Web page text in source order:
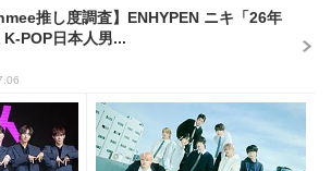
推し度調査】ENHYPEN ニキ「26年
K-POP日本人男...